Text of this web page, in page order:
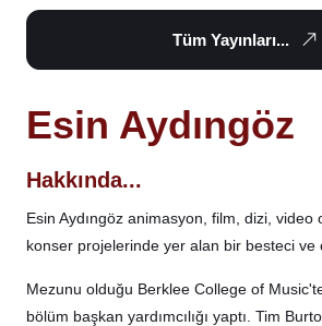
Tüm Yayınları...
Esin Aydıngöz
Hakkında...
Esin Aydıngöz animasyon, film, dizi, video
konser projelerinde yer alan bir besteci ve
Mezunu olduğu Berklee College of
bölüm başkan yardımcılığı yaptı. Tim